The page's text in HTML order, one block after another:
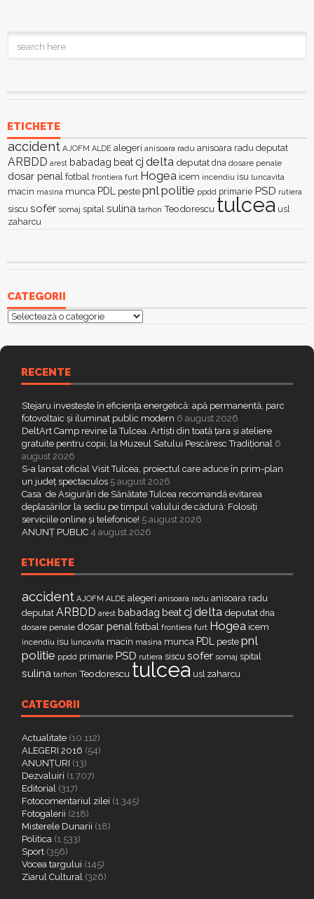
ETICHETE
accident AJOFM ALDE alegeri anisoara radu anisoara radu deputat
ARBDD arest babadag beatcj delta deputat dna dosare penale
dosar penal fotbal frontiera furt Hogea icem incendiu isu luncavita
macin masina munca PDL peste pnlpolitie ppdd primarie PSD rutiera
siscu sofer somaj spital sulina tarhon Teodorescu tulcea usl
zaharcu
CATEGORII
Categorii
RECENTE
Stejaru investește în eficiența energetică: apă permanentă, parc
fotovoltaic și iluminat public modern 6 august 2026
DeltArt Camp revine la Tulcea. Artiști din toată țara și ateliere
gratuite pentru copii, la Muzeul Satului Pescăresc Tradițional 6
august 2026
S-a lansat oficial Visit Tulcea, proiectul care aduce în prim-plan
un județ spectaculos 5 august 2026
Casa de Asigurări de Sănătate Tulcea recomandă evitarea
deplasărilor la sediu pe timpul valului de cădură: Folosiți
serviciile online și telefonice! 5 august 2026
ANUNȚ PUBLIC 4 august 2026
ETICHETE
accident AJOFM ALDE alegeri anisoara radu anisoara radu
deputat ARBDD arest babadag beatcj delta deputat dna
dosare penale dosar penal fotbal frontiera furt Hogea icem
incendiu isu luncavita macin masina munca PDL peste pnl
politie ppdd primarie PSD rutiera siscu sofer somaj spital
sulina tarhon Teodorescu tulcea usl zaharcu
CATEGORII
Actualitate (10.112)
ALEGERI 2016 (54)
ANUNȚURI (13)
Dezvaluiri (1.707)
Editorial (317)
Fotocomentariul zilei (1.345)
Fotogalerii (218)
Misterele Dunarii (18)
Politica (1.533)
Sport (356)
Vocea targului (145)
Ziarul Cultural (326)